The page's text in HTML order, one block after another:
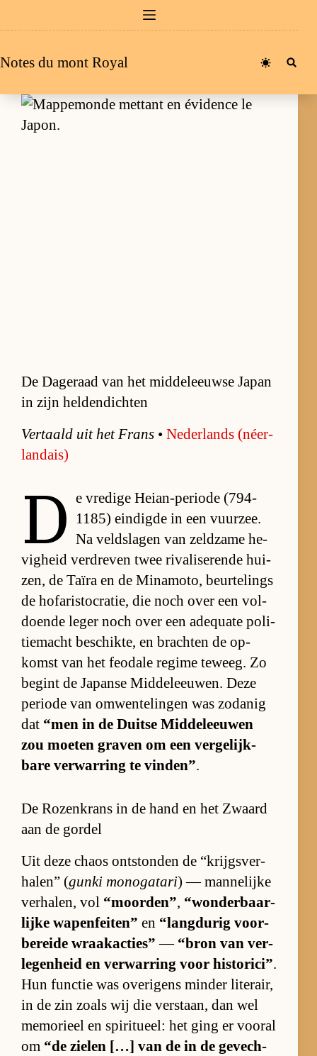
au
Notes du mont Royal
De Dageraad van het middeleeuwse Japan
in zijn heldendichten
Ver­taald uit het Frans • Ne­der­lands (néer­
landais)
D e vre­dige Hei­an-pe­ri­ode (794-
1185) ein­digde in een vuur­zee.
Na veld­sla­gen van zeld­zame he­
vig­heid ver­dre­ven twee ri­va­li­se­rende hui­
zen, de Ta­ïra en de Mi­na­mo­to, beur­te­lings
de hof­a­ris­to­cra­tie, die noch over een vol­
doende le­ger noch over een ade­quate po­li­
tie­macht be­schik­te, en brach­ten de op­
komst van het fe­o­dale re­gime te­weeg. Zo
be­gint de Ja­panse Mid­del­eeu­wen. Deze
pe­ri­ode van om­wen­te­lin­gen was zo­da­nig
dat “men in de Duitse Mid­del­eeu­wen
zou moe­ten gra­ven om een ver­ge­lijk­
bare ver­war­ring te vin­den”.
De Rozenkrans in de hand en het Zwaard
aan de gordel
Uit deze chaos ont­ston­den de “krijgs­ver­
ha­len” (gunki mo­no­ga­tari) — man­ne­lijke
ver­ha­len, vol “moorden”, “won­der­baar­
lijke wa­pen­fei­ten” en “lang­du­rig voor­
be­reide wraak­ac­ties” — “bron van ver­
le­gen­heid en ver­war­ring voor his­to­ri­ci”.
Hun func­tie was ove­ri­gens min­der li­te­rair,
in de zin zo­als wij die ver­staan, dan wel
me­mo­ri­eel en spi­ri­tu­eel: het ging er vooral
om “de zie­len […] van de in de ge­vech­